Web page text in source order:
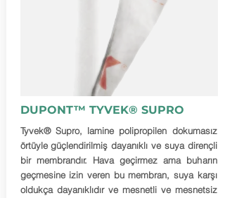
DUPONT™ TYVEK® SUPRO
Tyvek® Supro, lamine polipropilen dokumasız
örtüyle güçlendirilmiş dayanıklı ve suya dirençli
bir membrandır. Hava geçirmez ama buharın
geçmesine izin veren bu membran, suya karşı
oldukça dayanıklıdır ve mesnetli ve mesnetsiz